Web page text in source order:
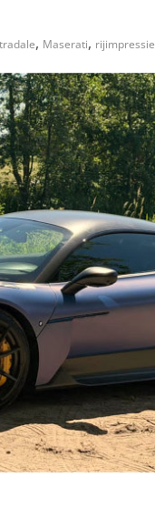
, Maserati, rijimpressie